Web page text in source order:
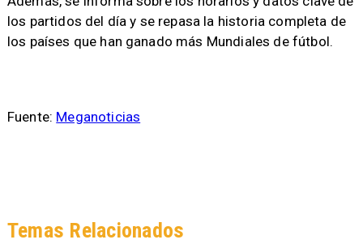
los partidos del día y se repasa la historia completa de
los países que han ganado más Mundiales de fútbol.
Fuente: Meganoticias
Temas Relacionados